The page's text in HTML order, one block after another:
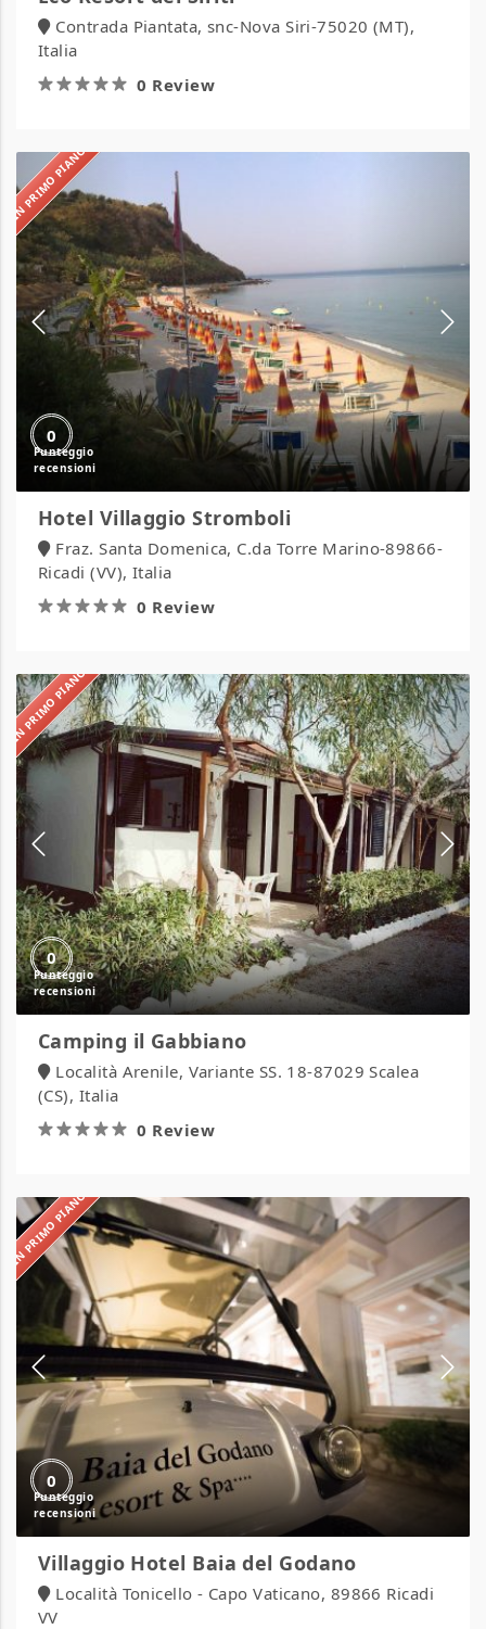
Contrada Piantata, snc-Nova Siri-75020 (MT),
Italia
0 Review
IN PRIMO PIANO
0
Villaggio
Stromboli
Hotel Villaggio Stromboli
Fraz. Santa Domenica, C.da Torre Marino-89866-
Ricadi (VV), Italia
0 Review
IN PRIMO PIANO
0
Camping
il
Gabbiano
Camping il Gabbiano
Località Arenile, Variante SS. 18-87029 Scalea
(CS), Italia
0 Review
IN PRIMO PIANO
0
Villaggio
Hotel
Baia
del
Godano
Villaggio Hotel Baia del Godano
Località Tonicello - Capo Vaticano, 89866 Ricadi
VV